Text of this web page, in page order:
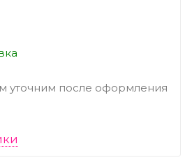
уточним после оформления